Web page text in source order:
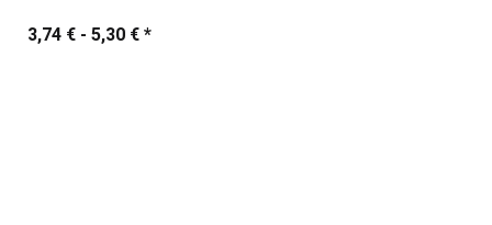
3,74 € - 5,30 € *